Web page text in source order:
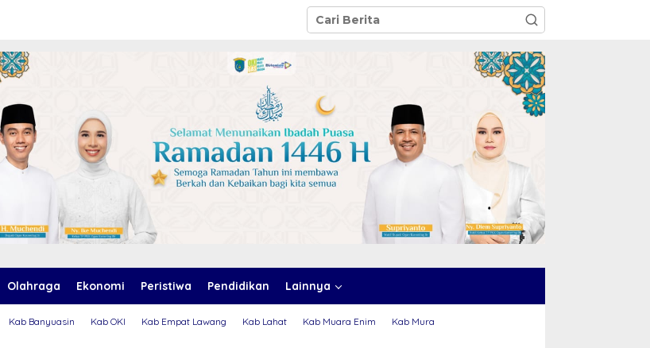
Olahraga Ekonomi Peristiwa Pendidikan Lainnya
Kab Banyuasin Kab OKI Kab Empat Lawang Kab Lahat Kab Muara Enim Kab Mura